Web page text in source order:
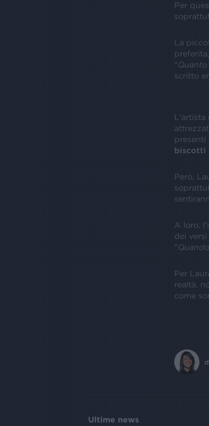
Per
La
"
scritto
L'artista
presenti
biscotti
Però,
A loro,
dei
"
Per
realtà,
come
Ultime news